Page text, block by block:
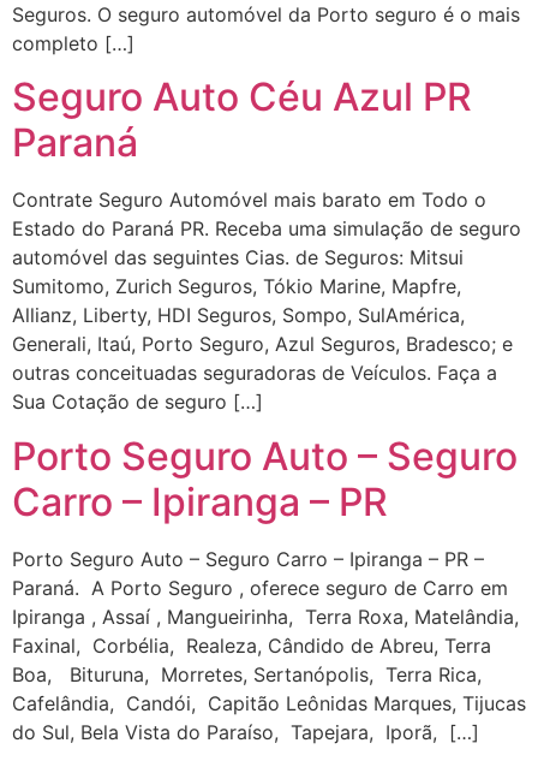
Seguros. O seguro automóvel da Porto seguro é o mais
completo […]
Seguro Auto Céu Azul PR
Paraná
Contrate Seguro Automóvel mais barato em Todo o
Estado do Paraná PR. Receba uma simulação de seguro
automóvel das seguintes Cias. de Seguros: Mitsui
Sumitomo, Zurich Seguros, Tókio Marine, Mapfre,
Allianz, Liberty, HDI Seguros, Sompo, SulAmérica,
Generali, Itaú, Porto Seguro, Azul Seguros, Bradesco; e
outras conceituadas seguradoras de Veículos. Faça a
Sua Cotação de seguro […]
Porto Seguro Auto – Seguro
Carro – Ipiranga – PR
Porto Seguro Auto – Seguro Carro – Ipiranga – PR –
Paraná. A Porto Seguro , oferece seguro de Carro em
Ipiranga , Assaí , Mangueirinha, Terra Roxa, Matelândia,
Faxinal, Corbélia, Realeza, Cândido de Abreu, Terra
Boa, Bituruna, Morretes, Sertanópolis, Terra Rica,
Cafelândia, Candói, Capitão Leônidas Marques, Tijucas
do Sul, Bela Vista do Paraíso, Tapejara, Iporã, […]